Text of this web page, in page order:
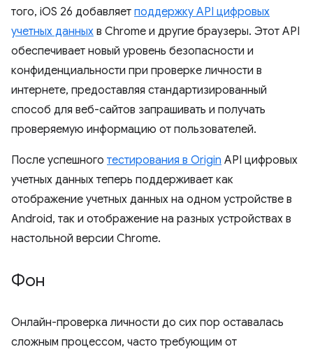
того, iOS 26 добавляет поддержку API цифровых
учетных данных в Chrome и другие браузеры. Этот API
обеспечивает новый уровень безопасности и
конфиденциальности при проверке личности в
интернете, предоставляя стандартизированный
способ для веб-сайтов запрашивать и получать
проверяемую информацию от пользователей.
После успешного тестирования в Origin API цифровых
учетных данных теперь поддерживает как
отображение учетных данных на одном устройстве в
Android, так и отображение на разных устройствах в
настольной версии Chrome.
Фон
Онлайн-проверка личности до сих пор оставалась
сложным процессом, часто требующим от